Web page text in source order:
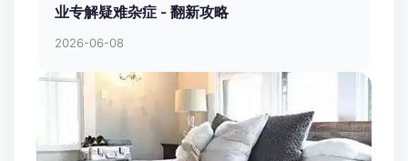
业专解疑难杂症 - 翻新攻略
2026-06-08